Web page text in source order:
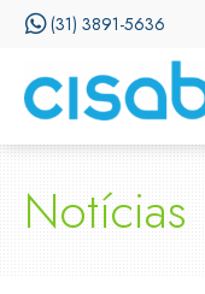
(31) 3891-5636
Notícias
CISSA